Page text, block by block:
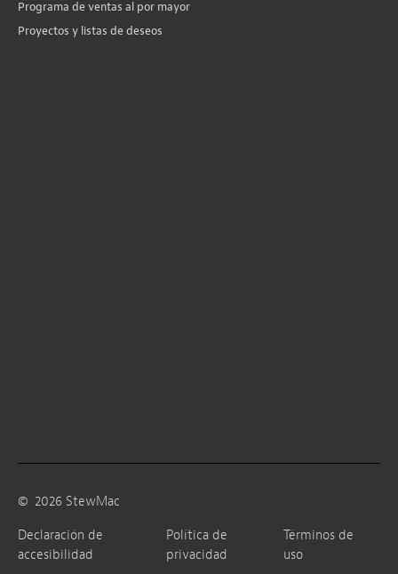
Programa de ventas al por mayor
Proyectos y listas de deseos
© 2026 StewMac
Declaración de
accesibilidad
Política de
privacidad
Términos de
uso